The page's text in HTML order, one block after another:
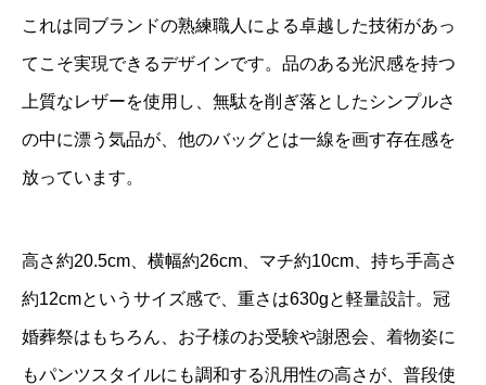
これは同ブランドの熟練職人による卓越した技術があっ
てこそ実現できるデザインです。品のある光沢感を持つ
上質なレザーを使用し、無駄を削ぎ落としたシンプルさ
の中に漂う気品が、他のバッグとは一線を画す存在感を
放っています。
高さ約20.5cm、横幅約26cm、マチ約10cm、持ち手高さ
約12cmというサイズ感で、重さは630gと軽量設計。冠
婚葬祭はもちろん、お子様のお受験や謝恩会、着物姿に
もパンツスタイルにも調和する汎用性の高さが、普段使